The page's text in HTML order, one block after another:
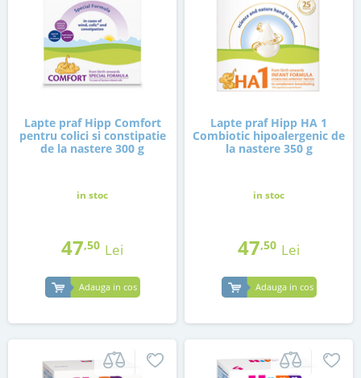
Lapte praf Hipp Comfort
pentru colici si constipatie
de la nastere 300 g
in stoc
47,50 Lei
Adauga in cos
Lapte praf Hipp HA 1
Combiotic hipoalergenic de
la nastere 350 g
in stoc
47,50 Lei
Adauga in cos